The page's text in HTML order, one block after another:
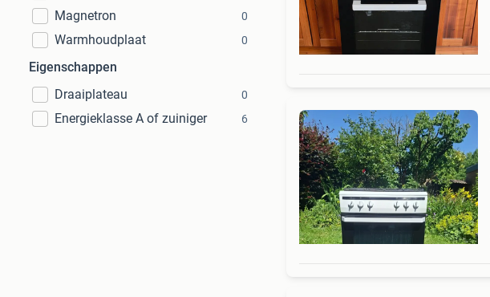
Magnetron 0
Warmhoudplaat 0
Eigenschappen
Draaiplateau
0
Energieklasse A of zuiniger 6